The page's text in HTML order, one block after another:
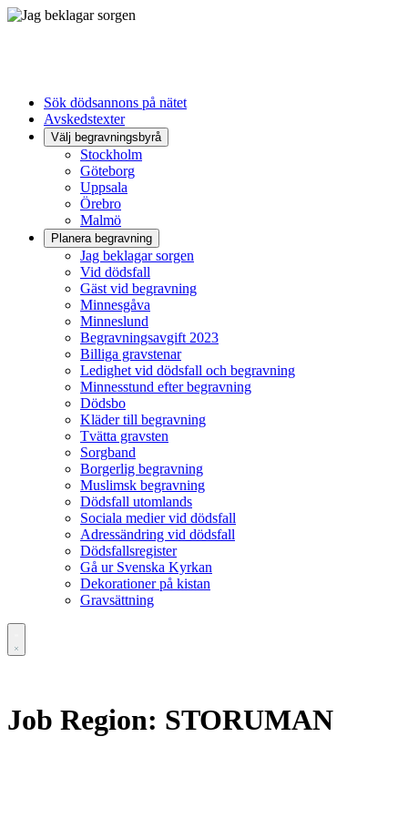
Sök dödsannons på nätet
Avskedstexter
Välj begravningsbyrå
Stockholm
Göteborg
Uppsala
Örebro
Malmö
Planera begravning
Jag beklagar sorgen
Vid dödsfall
Gäst vid begravning
Minnesgåva
Minneslund
Begravningsavgift 2023
Billiga gravstenar
Ledighet vid dödsfall och begravning
Minnesstund efter begravning
Dödsbo
Kläder till begravning
Tvätta gravsten
Sorgband
Borgerlig begravning
Muslimsk begravning
Dödsfall utomlands
Sociala medier vid dödsfall
Adressändring vid dödsfall
Dödsfallsregister
Gå ur Svenska Kyrkan
Dekorationer på kistan
Gravsättning
Job Region: STORUMAN